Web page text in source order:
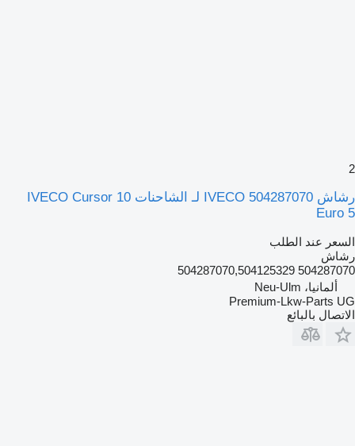
2
رشاش IVECO 504287070 لـ الشاحنات IVECO Cursor 10
Euro 5
السعر عند الطلب
رشاش
504287070 504287070,504125329
ألمانيا، Neu-Ulm
Premium-Lkw-Parts UG
الاتصال بالبائع